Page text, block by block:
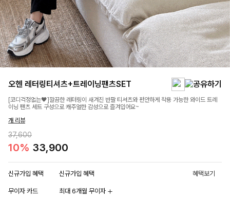
오헨 레터링티셔츠+트레이닝팬츠SET
[코디걱정없는🖤]깔끔한 레터링이 새겨진 반팔 티셔츠와 편안하게 착용 가능한 와이드 트레
이닝 팬츠 세트 구성으로 캐주얼한 감성으로 즐겨입어요~
개 리뷰
37,600
10% 33,900
신규가입 혜택 신규가입 혜택 혜택보기
무이자 카드 최대 6개월 무이자